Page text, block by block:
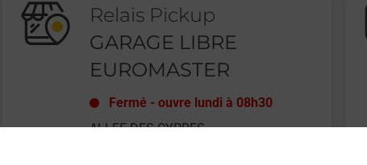
Relais Pickup
GARAGE LIBRE
EUROMASTER
Fermé - ouvre lundi à 08h30
ALLEE DES CYPRES